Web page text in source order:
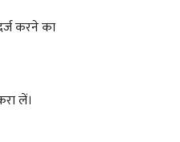
करने का
लें।